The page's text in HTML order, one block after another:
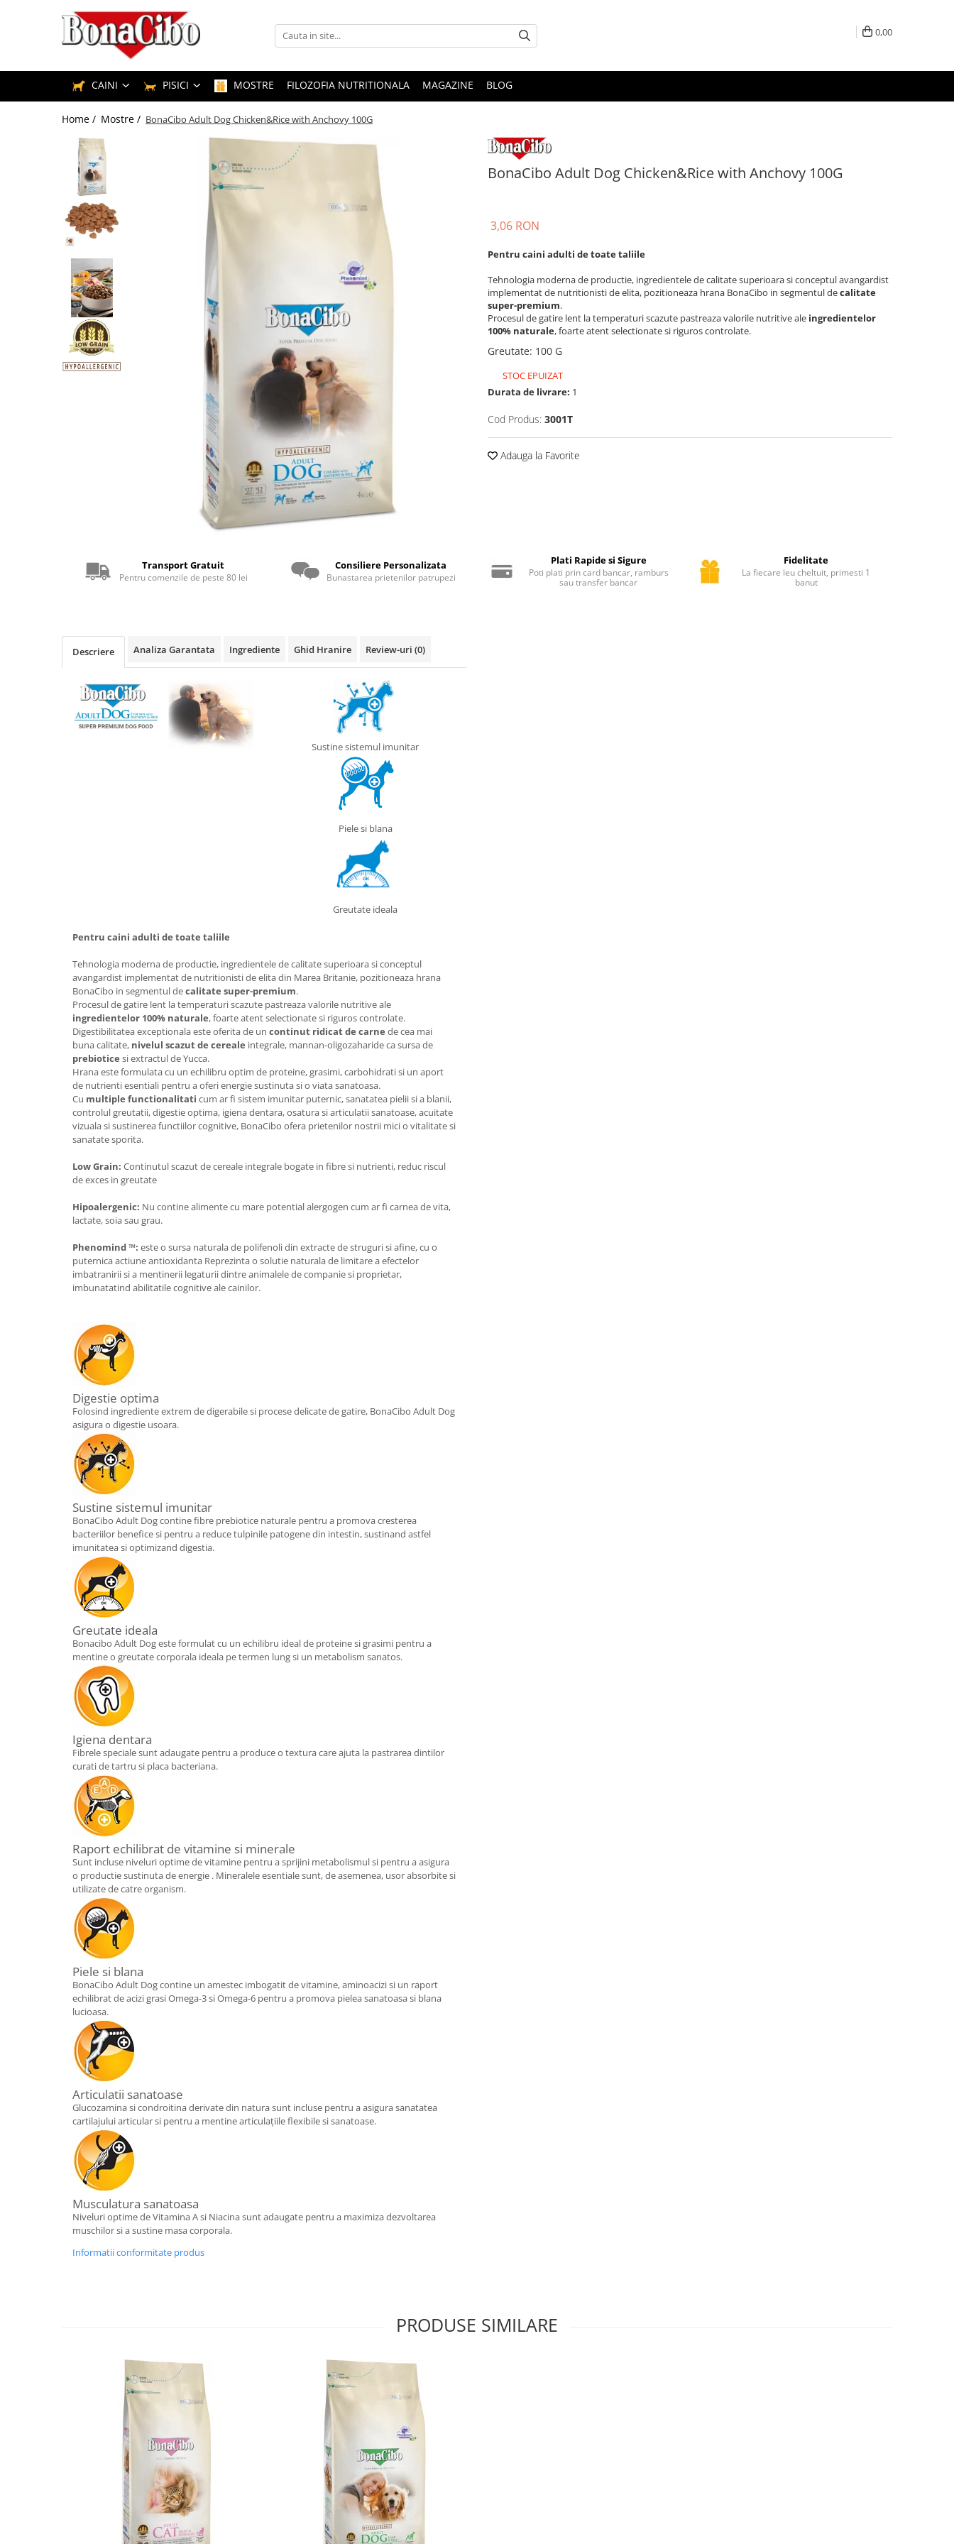
Hrana uscata caini
Hrana uscata pisici
Hrana umeda pisici
0,00
CAINI PISICI MOSTRE FILOZOFIA NUTRITIONALA MAGAZINE BLOG
Home / Mostre / BonaCibo Adult Dog Chicken&Rice with Anchovy 100G
BonaCibo Adult Dog Chicken&Rice with Anchovy 100G
3,06 RON
Pentru caini adulti de toate taliile
Tehnologia moderna de productie, ingredientele de calitate superioara si conceptul avangardist
implementat de nutritionisti de elita, pozitioneaza hrana BonaCibo in segmentul decalitate
super-premium.
Procesul de gatire lent la temperaturi scazute pastreaza valorile nutritive ale ingredientelor
100% naturale, foarte atent selectionate si riguros controlate.
Greutate: 100 G
STOC EPUIZAT
Durata de livrare: 1
Cod Produs: 3001T
Adauga la Favorite
Transport Gratuit
Pentru comenzile de peste 80 lei
Consiliere Personalizata
Bunastarea prietenilor patrupezi
Plati Rapide si Sigure
Poti plati prin card bancar, ramburs
sau transfer bancar
Fidelitate
La fiecare leu cheltuit, primesti 1
banut
Descriere Analiza Garantata Ingrediente Ghid Hranire Review-uri (0)
Sustine sistemul imunitar
Piele si blana
Greutate ideala
Pentru caini adulti de toate taliile
Tehnologia moderna de productie, ingredientele de calitate superioara si conceptul
avangardist implementat de nutritionisti de elita din Marea Britanie, pozitioneaza hrana
BonaCibo in segmentul decalitate super-premium.
Procesul de gatire lent la temperaturi scazute pastreaza valorile nutritive ale
ingredientelor 100% naturale, foarte atent selectionate si riguros controlate.
Digestibilitatea exceptionala este oferita de un continut ridicat de carne de cea mai
buna calitate, nivelul scazut de cereale integrale, mannan-oligozaharide ca sursa de
prebiotice si extractul de Yucca.
Hrana este formulata cu un echilibru optim de proteine, grasimi, carbohidrati si un aport
de nutrienti esentiali pentru a oferi energie sustinuta si o viata sanatoasa.
Cu multiple functionalitati cum ar fi sistem imunitar puternic, sanatatea pielii si a blanii,
controlul greutatii, digestie optima, igiena dentara, osatura si articulatii sanatoase, acuitate
vizuala si sustinerea functiilor cognitive, BonaCibo ofera prietenilor nostrii mici o vitalitate si
sanatate sporita.
Low Grain: Continutul scazut de cereale integrale bogate in fibre si nutrienti, reduc riscul
de exces in greutate
Hipoalergenic: Nu contine alimente cu mare potential alergogen cum ar fi carnea de vita,
lactate, soia sau grau.
Phenomind ™: este o sursa naturala de polifenoli din extracte de struguri si afine, cu o
puternica actiune antioxidanta Reprezinta o solutie naturala de limitare a efectelor
imbatranirii si a mentinerii legaturii dintre animalele de companie si proprietar,
imbunatatind abilitatile cognitive ale cainilor.
Digestie optima
Folosind ingrediente extrem de digerabile si procese delicate de gatire, BonaCibo Adult Dog
asigura o digestie usoara.
Sustine sistemul imunitar
BonaCibo Adult Dog contine fibre prebiotice naturale pentru a promova cresterea
bacteriilor benefice si pentru a reduce tulpinile patogene din intestin, sustinand astfel
imunitatea si optimizand digestia.
Greutate ideala
Bonacibo Adult Dog este formulat cu un echilibru ideal de proteine si grasimi pentru a
mentine o greutate corporala ideala pe termen lung si un metabolism sanatos.
Igiena dentara
Fibrele speciale sunt adaugate pentru a produce o textura care ajuta la pastrarea dintilor
curati de tartru si placa bacteriana.
Raport echilibrat de vitamine si minerale
Sunt incluse niveluri optime de vitamine pentru a sprijini metabolismul si pentru a asigura
o productie sustinuta de energie . Mineralele esentiale sunt, de asemenea, usor absorbite si
utilizate de catre organism.
Piele si blana
BonaCibo Adult Dog contine un amestec imbogatit de vitamine, aminoacizi si un raport
echilibrat de acizi grasi Omega-3 si Omega-6 pentru a promova pielea sanatoasa si blana
lucioasa.
Articulatii sanatoase
Glucozamina si condroitina derivate din natura sunt incluse pentru a asigura sanatatea
cartilajului articular si pentru a mentine articulațiile flexibile si sanatoase.
Musculatura sanatoasa
Niveluri optime de Vitamina A si Niacina sunt adaugate pentru a maximiza dezvoltarea
muschilor si a sustine masa corporala.
Informatii conformitate produs
PRODUSE SIMILARE